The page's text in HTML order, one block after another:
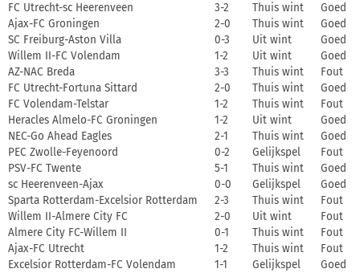
FC Utrecht-sc Heerenveen
3-2 Thuis wint
Goed
Ajax-FC Groningen
2-0 Thuis wint
Goed
SC Freiburg-Aston Villa
0-3 Uit wint
Goed
Willem II-FC Volendam
1-2 Uit wint
Goed
AZ-NAC Breda
3-3 Thuis wint
Fout
FC Utrecht-Fortuna Sittard
2-0 Thuis wint
Goed
FC Volendam-Telstar
1-2 Thuis wint
Fout
Heracles Almelo-FC Groningen
1-2 Uit wint
Goed
NEC-Go Ahead Eagles
2-1 Thuis wint
Goed
PEC Zwolle-Feyenoord
0-2 Gelijkspel
Fout
PSV-FC Twente
5-1 Thuis wint
Goed
sc Heerenveen-Ajax
0-0 Gelijkspel
Goed
Sparta Rotterdam-Excelsior Rotterdam
2-3 Thuis wint
Fout
Willem II-Almere City FC
2-0 Uit wint
Fout
Almere City FC-Willem II
0-1 Thuis wint
Fout
Ajax-FC Utrecht
1-2 Thuis wint
Fout
Excelsior Rotterdam-FC Volendam
1-1 Gelijkspel
Goed